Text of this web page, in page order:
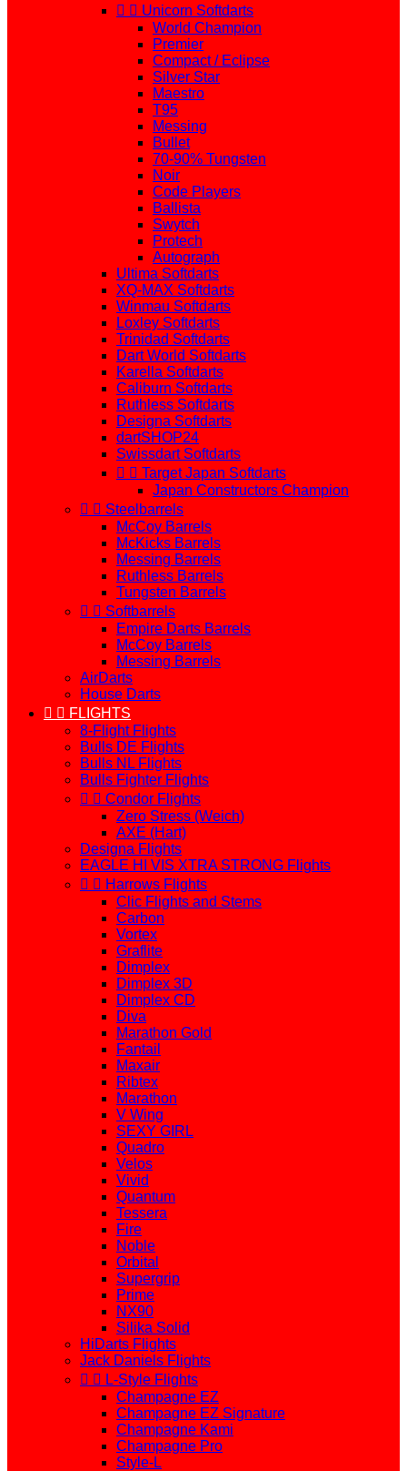
  Unicorn Softdarts
World Champion
Premier
Compact / Eclipse
Silver Star
Maestro
T95
Messing
Bullet
70-90% Tungsten
Noir
Code Players
Ballista
Swytch
Protech
Autograph
Ultima Softdarts
XQ-MAX Softdarts
Winmau Softdarts
Loxley Softdarts
Trinidad Softdarts
Dart World Softdarts
Karella Softdarts
Caliburn Softdarts
Ruthless Softdarts
Designa Softdarts
dartSHOP24
Swissdart Softdarts
  Target Japan Softdarts
Japan Constructors Champion
  Steelbarrels
McCoy Barrels
McKicks Barrels
Messing Barrels
Ruthless Barrels
Tungsten Barrels
  Softbarrels
Empire Darts Barrels
McCoy Barrels
Messing Barrels
AirDarts
House Darts
  FLIGHTS
8-Flight Flights
Bulls DE Flights
Bulls NL Flights
Bulls Fighter Flights
  Condor Flights
Zero Stress (Weich)
AXE (Hart)
Designa Flights
EAGLE HI VIS XTRA STRONG Flights
  Harrows Flights
Clic Flights and Stems
Carbon
Vortex
Graflite
Dimplex
Dimplex 3D
Dimplex CD
Diva
Marathon Gold
Fantail
Maxair
Ribtex
Marathon
V Wing
SEXY GIRL
Quadro
Velos
Vivid
Quantum
Tessera
Fire
Noble
Orbital
Supergrip
Prime
NX90
Silika Solid
HiDarts Flights
Jack Daniels Flights
  L-Style Flights
Champagne EZ
Champagne EZ Signature
Champagne Kami
Champagne Pro
Style-L